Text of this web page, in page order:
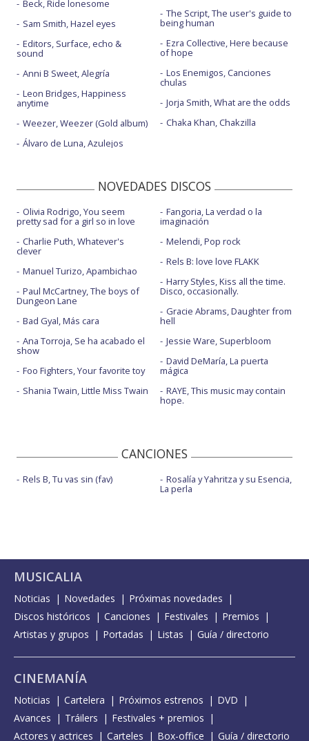
Beck, Ride lonesome
Sam Smith, Hazel eyes
Editors, Surface, echo &
sound
Anni B Sweet, Alegría
Leon Bridges, Happiness
anytime
Weezer, Weezer (Gold album)
Álvaro de Luna, Azulejos
The Script, The user's guide to
being human
Ezra Collective, Here because
of hope
Los Enemigos, Canciones
chulas
Jorja Smith, What are the odds
Chaka Khan, Chakzilla
NOVEDADES DISCOS
Olivia Rodrigo, You seem
pretty sad for a girl so in love
Charlie Puth, Whatever's
clever
Manuel Turizo, Apambichao
Paul McCartney, The boys of
Dungeon Lane
Bad Gyal, Más cara
Ana Torroja, Se ha acabado el
show
Foo Fighters, Your favorite toy
Shania Twain, Little Miss Twain
Fangoria, La verdad o la
imaginación
Melendi, Pop rock
Rels B: love love FLAKK
Harry Styles, Kiss all the time.
Disco, occasionally.
Gracie Abrams, Daughter from
hell
Jessie Ware, Superbloom
David DeMaría, La puerta
mágica
RAYE, This music may contain
hope.
CANCIONES
Rels B, Tu vas sin (fav) Rosalía y Yahritza y su Esencia,
La perla
MUSICALIA
Noticias Novedades
Próximas novedades
Discos históricos
Canciones Festivales
Premios
Artistas y grupos
Portadas Listas Guía / directorio
CINEMANÍA
Noticias Cartelera Próximos estrenos
DVD
Avances
Tráilers
Festivales + premios
Actores y actrices
Carteles Box-office Guía / directorio